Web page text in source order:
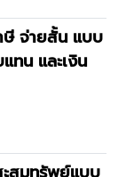
จ่ายสั้น แบบ
ทน และเงิน